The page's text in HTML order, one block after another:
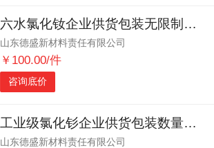
六水氯化钕企业供货包装无限制数量可根据实际情况调整
山东德盛新材料责任有限公司
￥100.00/件
咨询底价
工业级氯化钐企业供货包装数量自由灵活应对各种需求
山东德盛新材料责任有限公司